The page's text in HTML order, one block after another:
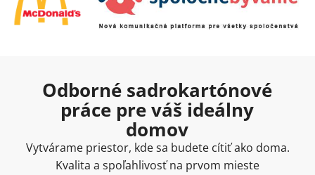
Odborné sadrokartónové
práce pre váš ideálny
domov
Vytvárame priestor, kde sa budete cítiť ako doma.
Kvalita a spoľahlivosť na prvom mieste